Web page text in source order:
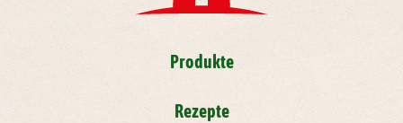
Produkte
Rezepte